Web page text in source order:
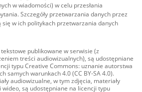
w wiadomości) w celu przesłania
Szczegóły przetwarzania danych przez
się w ich politykach przetwarzania danych
publikowane w serwisie (z
treści audiowizualnych), są udostępniane
typu Creative Commons: uznanie autorstwa
samych warunkach 4.0 (CC BY-SA 4.0).
audiowizualne, w tym zdjęcia, materiały
wideo, są udostępniane na licencji typu